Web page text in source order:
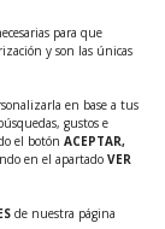
para que
y son las únicas
en base a tus
gustos e
el botón ACEPTAR,
en el apartado VER
de nuestra página
INFO
y